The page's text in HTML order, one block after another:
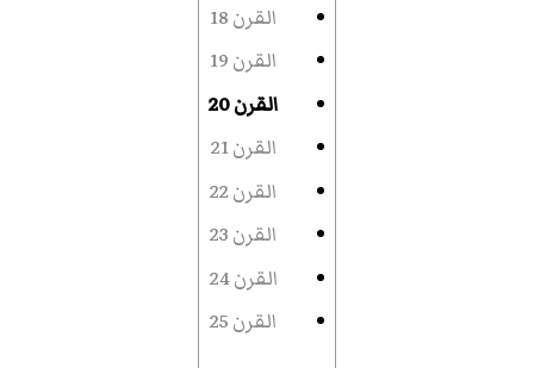
القرن 18
القرن 19
القرن 20
القرن 21
القرن 22
القرن 23
القرن 24
القرن 25